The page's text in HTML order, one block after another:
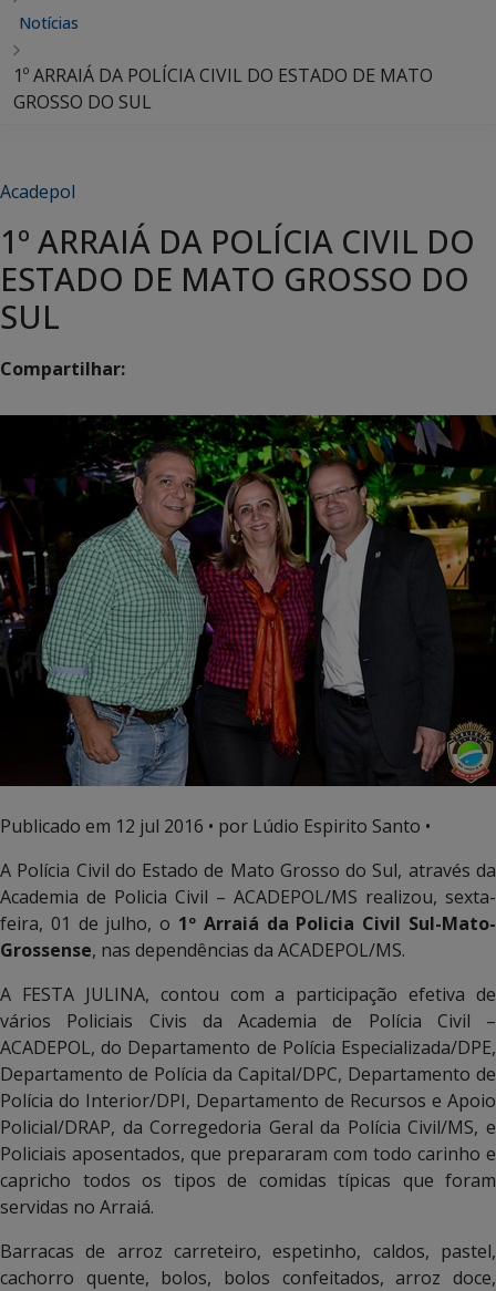
Notícias
1º ARRAIÁ DA POLÍCIA CIVIL DO ESTADO DE MATO
GROSSO DO SUL
Acadepol
1º ARRAIÁ DA POLÍCIA CIVIL DO
ESTADO DE MATO GROSSO DO
SUL
Compartilhar:
Publicado em 12 jul 2016 • por Lúdio Espirito Santo •
A Polícia Civil do Estado de Mato Grosso do Sul, através da
Academia de Policia Civil – ACADEPOL/MS realizou, sexta-
feira, 01 de julho, o 1º Arraiá da Policia Civil Sul-Mato-
Grossense, nas dependências da ACADEPOL/MS.
A FESTA JULINA, contou com a participação efetiva de
vários Policiais Civis da Academia de Polícia Civil –
ACADEPOL, do Departamento de Polícia Especializada/DPE,
Departamento de Polícia da Capital/DPC, Departamento de
Polícia do Interior/DPI, Departamento de Recursos e Apoio
Policial/DRAP, da Corregedoria Geral da Polícia Civil/MS, e
Policiais aposentados, que prepararam com todo carinho e
capricho todos os tipos de comidas típicas que foram
servidas no Arraiá.
Barracas de arroz carreteiro, espetinho, caldos, pastel,
cachorro quente, bolos, bolos confeitados, arroz doce,